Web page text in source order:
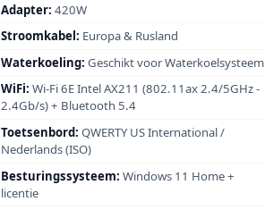
Adapter: 420W
Stroomkabel: Europa & Rusland
Waterkoeling: Geschikt voor Waterkoelsysteem
WiFi: Wi-Fi 6E Intel AX211 (802.11ax 2.4/5GHz -
2.4Gb/s) + Bluetooth 5.4
Toetsenbord: QWERTY US International /
Nederlands (ISO)
Besturingssysteem: Windows 11 Home +
licentie